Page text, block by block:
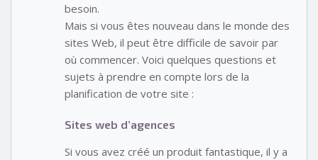
besoin.
Mais si vous êtes nouveau dans le monde des
sites Web, il peut être difficile de savoir par
où commencer. Voici quelques questions et
sujets à prendre en compte lors de la
planification de votre site :
Sites web d’agences
Si vous avez créé un produit fantastique, il y a